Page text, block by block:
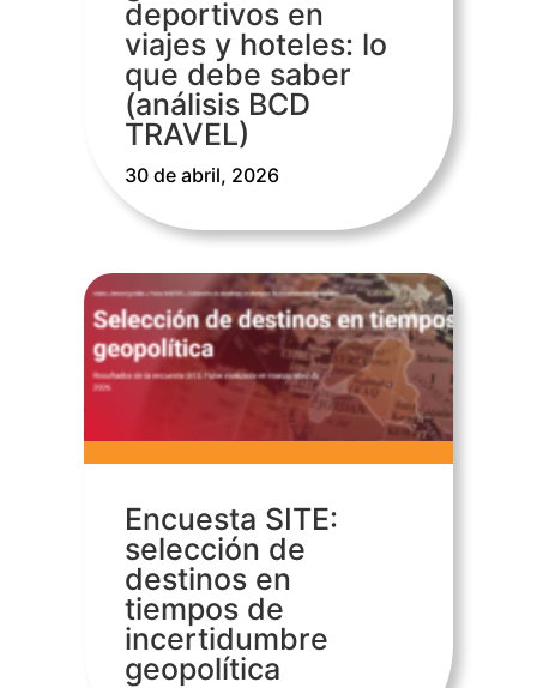
deportivos en
viajes y hoteles: lo
que debe saber
(análisis BCD
TRAVEL)
30 de abril, 2026
Encuesta SITE:
selección de
destinos en
tiempos de
incertidumbre
geopolítica